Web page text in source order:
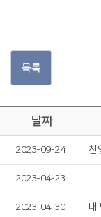
목록
날짜
2023-09-24
2023-04-23
2023-04-30